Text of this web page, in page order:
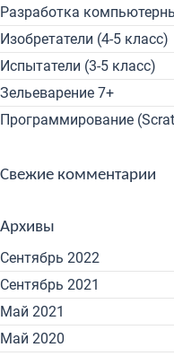
Разработка
Изобретатели (4-5 класс)
Испытатели (3-5 класс)
Зельеварение 7+
Программирование
Свежие комментарии
Архивы
Сентябрь 2022
Сентябрь 2021
Май 2021
Май 2020